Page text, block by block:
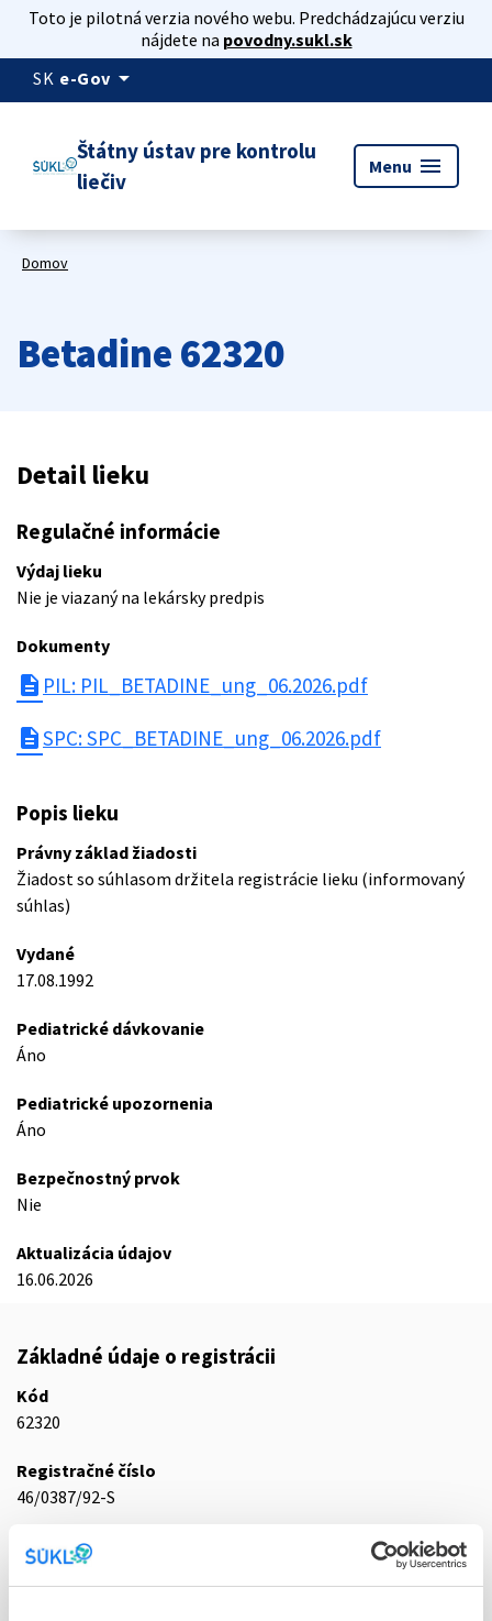
Toto je pilotná verzia nového webu. Predchádzajúcu verziu
nájdete na povodny.sukl.sk
SK e-Gov arrow_drop_down
Štátny ústav pre kontrolu
liečiv
Menu menu
Domov
Betadine 62320
Detail lieku
Regulačné informácie
Výdaj lieku
Nie je viazaný na lekársky predpis
Dokumenty
description PIL: PIL_BETADINE_ung_06.2026.pdf
descriptionSPC: SPC_BETADINE_ung_06.2026.pdf
Popis lieku
Právny základ žiadosti
Žiadost so súhlasom držitela registrácie lieku (informovaný
súhlas)
Vydané
17.08.1992
Pediatrické dávkovanie
Áno
Pediatrické upozornenia
Áno
Bezpečnostný prvok
Nie
Aktualizácia údajov
16.06.2026
Základné údaje o registrácii
Kód
62320
Registračné číslo
46/0387/92-S
Doplnok
ung 1x20 g (tuba Al)